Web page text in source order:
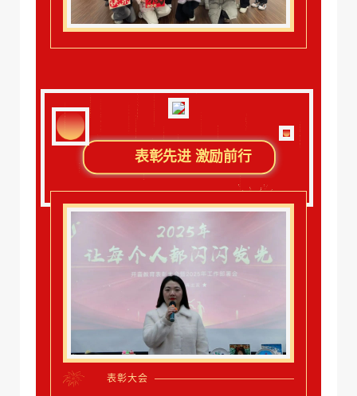
表彰先进 激励前行
表彰大会